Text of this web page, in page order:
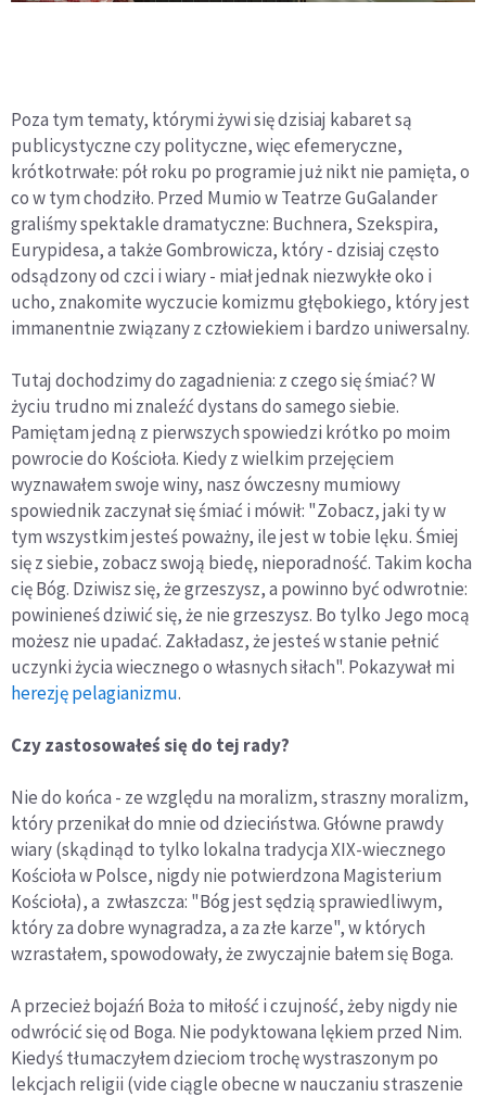
Poza tym tematy, którymi żywi się dzisiaj kabaret są
publicystyczne czy polityczne, więc efemeryczne,
krótkotrwałe: pół roku po programie już nikt nie pamięta, o
co w tym chodziło. Przed Mumio w Teatrze GuGalander
graliśmy spektakle dramatyczne: Buchnera, Szekspira,
Eurypidesa, a także Gombrowicza, który - dzisiaj często
odsądzony od czci i wiary - miał jednak niezwykłe oko i
ucho, znakomite wyczucie komizmu głębokiego, który jest
immanentnie związany z człowiekiem i bardzo uniwersalny.
Tutaj dochodzimy do zagadnienia: z czego się śmiać? W
życiu trudno mi znaleźć dystans do samego siebie.
Pamiętam jedną z pierwszych spowiedzi krótko po moim
powrocie do Kościoła. Kiedy z wielkim przejęciem
wyznawałem swoje winy, nasz ówczesny mumiowy
spowiednik zaczynał się śmiać i mówił: "Zobacz, jaki ty w
tym wszystkim jesteś poważny, ile jest w tobie lęku. Śmiej
się z siebie, zobacz swoją biedę, nieporadność. Takim kocha
cię Bóg. Dziwisz się, że grzeszysz, a powinno być odwrotnie:
powinieneś dziwić się, że nie grzeszysz. Bo tylko Jego mocą
możesz nie upadać. Zakładasz, że jesteś w stanie pełnić
uczynki życia wiecznego o własnych siłach". Pokazywał mi
herezję pelagianizmu.
Czy zastosowałeś się do tej rady?
Nie do końca - ze względu na moralizm, straszny moralizm,
który przenikał do mnie od dzieciństwa. Główne prawdy
wiary (skądinąd to tylko lokalna tradycja XIX-wiecznego
Kościoła w Polsce, nigdy nie potwierdzona Magisterium
Kościoła), a zwłaszcza: "Bóg jest sędzią sprawiedliwym,
który za dobre wynagradza, a za złe karze", w których
wzrastałem, spowodowały, że zwyczajnie bałem się Boga.
A przecież bojaźń Boża to miłość i czujność, żeby nigdy nie
odwrócić się od Boga. Nie podyktowana lękiem przed Nim.
Kiedyś tłumaczyłem dzieciom trochę wystraszonym po
lekcjach religii (vide ciągle obecne w nauczaniu straszenie